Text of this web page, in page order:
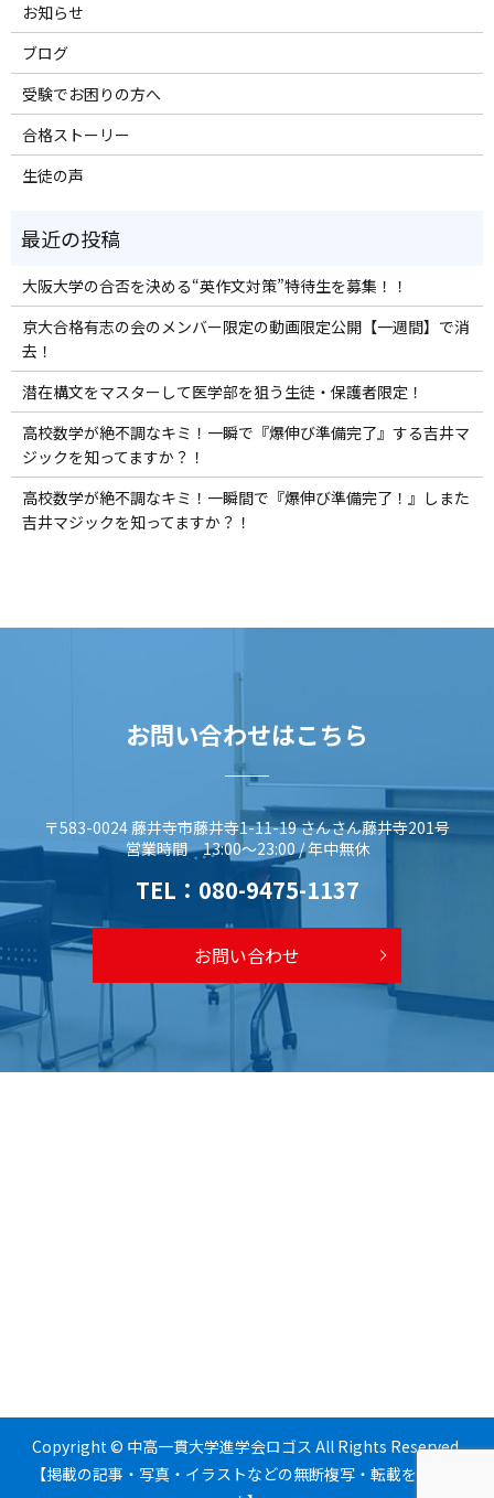
お知らせ
ブログ
受験でお困りの方へ
合格ストーリー
生徒の声
大阪大学の合否を決める“英作文対策”特待生を募集！！
京大合格有志の会のメンバー限定の動画限定公開【一週間】で消
去！
潜在構文をマスターして医学部を狙う生徒・保護者限定！
高校数学が絶不調なキミ！一瞬で『爆伸び準備完了』する吉井マ
ジックを知ってますか？！
高校数学が絶不調なキミ！一瞬間で『爆伸び準備完了！』しまた
吉井マジックを知ってますか？！
お問い合わせはこちら
〒583-0024 藤井寺市藤井寺1-11-19 さんさん藤井寺201号
営業時間 13:00～23:00 / 年中無休
TEL： 080-9475-1137
お問い合わせ
Copyright © 中高一貫大学進学会ロゴス All Rights Reserved.
【掲載の記事・写真・イラストなどの無断複写・転載を禁じま